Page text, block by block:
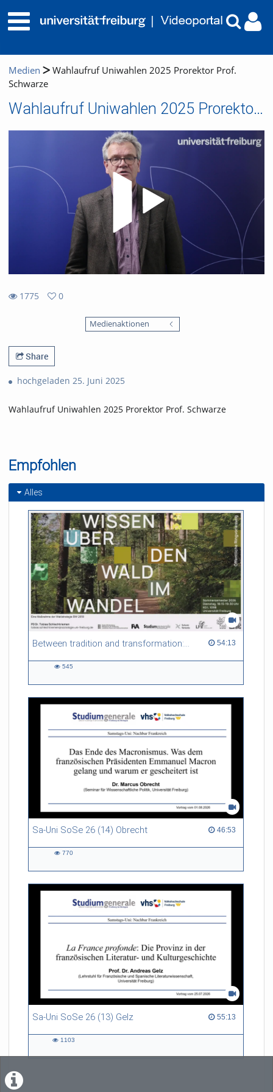
Medien
Wahlaufruf Uniwahlen 2025 Prorektor Prof.
Schwarze
Wahlaufruf Uniwahlen 2025 Prorektor Prof. Schwarze
1775
0
Medienaktionen
Share
hochgeladen 25. Juni 2025
Wahlaufruf Uniwahlen 2025 Prorektor Prof. Schwarze
Empfohlen
Alles
Between tradition and transformation: how owners, advisers and institutions co-create knowledge for resilient forests in Europe 54:13
54:13 duration
545
Sa-Uni SoSe 26 (14) Obrecht 46:53
46:53 duration
770
Sa-Uni SoSe 26 (13) Gelz 55:13
55:13 duration
1103